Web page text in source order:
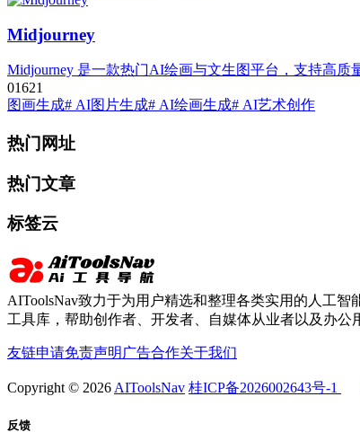
Midjourney
Midjourney 是一款热门AI绘画与文生图平台，支持高质
01621
图画生成# AI图片生成# AI绘画生成# AI艺术创作
热门网址
热门文章
标签云
AIToolsNav致力于为用户精选和整理各类实用的人工
工具库，帮助创作者、开发者、自媒体从业者以及办公
友链申请免责声明 广告合作关于我们
Copyright © 2026 AIToolsNav 桂ICP备2026002643号-1
反馈